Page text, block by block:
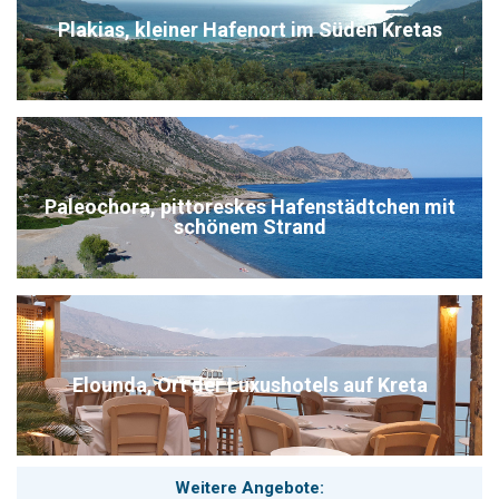
Unsere Empfehlung:Die Infrastruktur der Südküste Kretas
macht es nicht möglich Kreta mit einem Mal zu erkunden. Für
Freunde der Südküste empfehlen wir unsere Südküsten-Tour:
"Kretas Süden". Diese optimale 2 wöchige Route besteht aus 3
Hotel-Standorten und Mietwagen (einschließlich Steuern und
hervorragenden Preis-Leistungs-Verhältnis preis pro Person bei
einer 2 er Belegung736 €, Anreise täglich möglich. Mit Ihren
Reisedokumenten (Gutscheinen) erhalten Sie eine umfassende
Karte und Vorschläge für Tagestouren. Wir haben sorgfältig
einzigartige kleine Familien-Hotels für Sie ausgesucht die
Ambiente und besonderen Charakter haben .Der Süden Kretas
wartet auf Sie!klicken Sie hier um mehr darüber zu
erfahren.
Stöbern Sie in unseren Ortsbeschreibungen der Südküste und
bringen Sie sich mit unserem Kreta-Videos in
Urlaubsstimmung!
Sicher Reisen mit Kreta.com, die Kreta/Griechenland-
Spezialisten seit 1989. Kontakt zu schöne Ferien auf Kreta
info@kreta.comWir freuen uns auf Ihre Anfrage.
Plakias, kleiner Hafenort im Süden Kretas
Paleochora, pittoreskes Hafenstädtchen mit
schönem Strand
Elounda, Ort der Luxushotels auf Kreta
Weitere Angebote: